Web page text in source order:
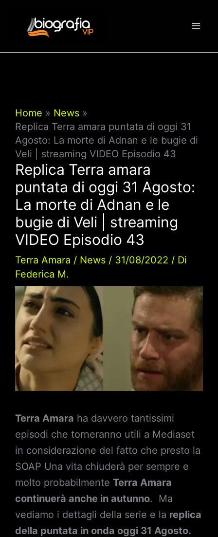
contenuto
Home
News
Replica Terra amara puntata di oggi 31
Agosto: La morte di Adnan e le bugie di
Veli | streaming VIDEO Episodio 43
Replica Terra amara
puntata di oggi 31 Agosto:
La morte di Adnan e le
bugie di Veli | streaming
VIDEO Episodio 43
Terra Amara / News/ 31/08/2022 / Di
Federica M.
Terra Amara ha davvero tantissimi
episodi che torneranno utili a Mediaset
in considerazione del fatto che presto la
SOAP Una vita chiuderà per sempre e
molto probabilmente Terra Amara
continuerà anche in autunno. Ma
vediamo i dettagli della serie e la replica
della puntata in onda oggi 31 Agosto.